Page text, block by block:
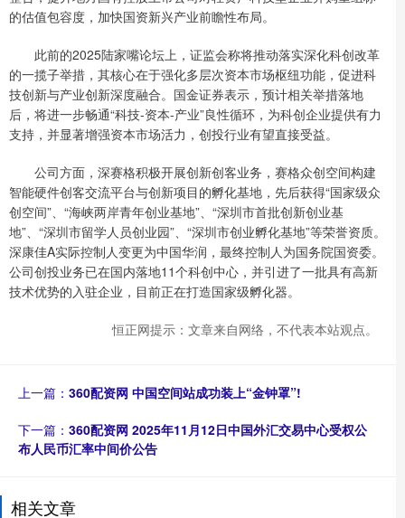
的估值包容度，加快国资新兴产业前瞻性布局。
此前的2025陆家嘴论坛上，证监会称将推动落实深化科创改革
的一揽子举措，其核心在于强化多层次资本市场枢纽功能，促进科
技创新与产业创新深度融合。国金证券表示，预计相关举措落地
后，将进一步畅通“科技-资本-产业”良性循环，为科创企业提供有力
支持，并显著增强资本市场活力，创投行业有望直接受益。
公司方面，深赛格积极开展创新创客业务，赛格众创空间构建
智能硬件创客交流平台与创新项目的孵化基地，先后获得“国家级众
创空间”、“海峡两岸青年创业基地”、“深圳市首批创新创业基
地”、“深圳市留学人员创业园”、“深圳市创业孵化基地”等荣誉资质。
深康佳A实际控制人变更为中国华润，最终控制人为国务院国资委。
公司创投业务已在国内落地11个科创中心，并引进了一批具有高新
技术优势的入驻企业，目前正在打造国家级孵化器。
恒正网提示：文章来自网络，不代表本站观点。
上一篇： 360配资网 中国空间站成功装上“金钟罩”!
下一篇： 360配资网 2025年11月12日中国外汇交易中心受权公
布人民币汇率中间价公告
相关文章